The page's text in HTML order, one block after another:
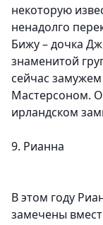
некоторую
ненадолго
Бижу – дочка
знаменитой
сейчас
Мастерсоном.
ирландском
9. Рианна
В этом году
замечены